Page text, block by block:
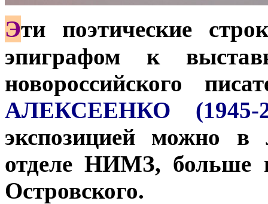
Эти поэтические
эпиграфом к
новороссийского
АЛЕКСЕЕНКО (1945-
экспозицией можно в
отделе НИМЗ, больше
Островского.